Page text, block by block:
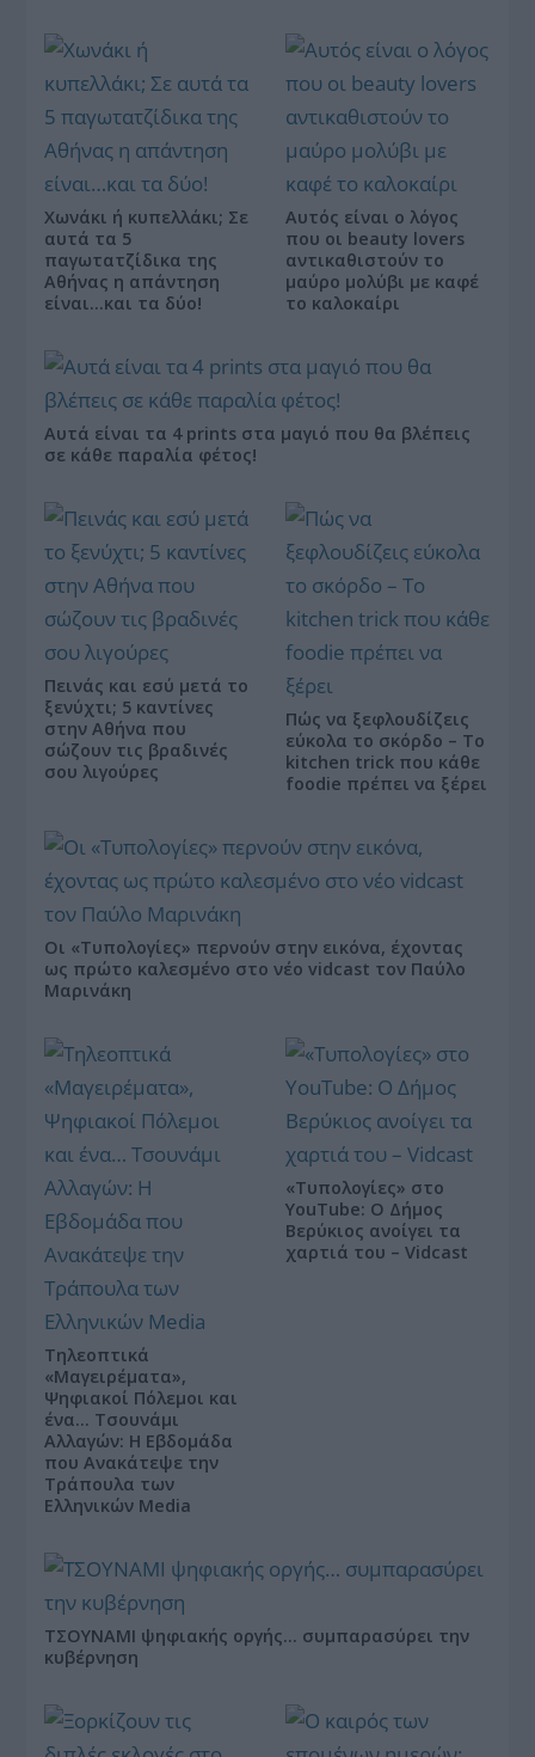
Χωνάκι ή κυπελλάκι; Σε
αυτά τα 5
παγωτατζίδικα της
Αθήνας η απάντηση
είναι…και τα δύο!
Αυτός είναι ο λόγος
που οι beauty lovers
αντικαθιστούν το
μαύρο μολύβι με καφέ
το καλοκαίρι
Αυτά είναι τα 4 prints στα μαγιό που θα βλέπεις
σε κάθε παραλία φέτος!
Πεινάς και εσύ μετά το
ξενύχτι; 5 καντίνες
στην Αθήνα που
σώζουν τις βραδινές
σου λιγούρες
Πώς να ξεφλουδίζεις
εύκολα το σκόρδο – Το
kitchen trick που κάθε
foodie πρέπει να ξέρει
Οι «Τυπολογίες» περνούν στην εικόνα, έχοντας
ως πρώτο καλεσμένο στο νέο vidcast τον Παύλο
Μαρινάκη
Τηλεοπτικά
«Μαγειρέματα»,
Ψηφιακοί Πόλεμοι και
ένα… Τσουνάμι
Αλλαγών: Η Εβδομάδα
που Ανακάτεψε την
Τράπουλα των
Ελληνικών Media
«Τυπολογίες» στο
YouTube: Ο Δήμος
Βερύκιος ανοίγει τα
χαρτιά του – Vidcast
ΤΣΟΥΝΑΜΙ ψηφιακής οργής… συμπαρασύρει την
κυβέρνηση